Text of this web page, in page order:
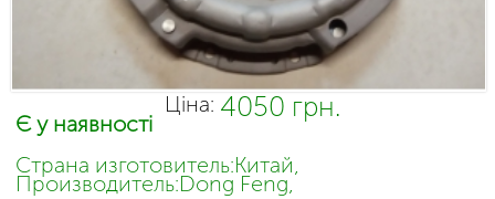
Ціна: 4050 грн.
Є у наявності
Страна изготовитель:Китай,
Производитель:Dong Feng,